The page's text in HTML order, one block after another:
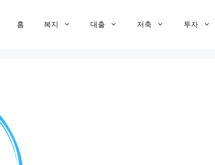
홈 복지 대출 저축 투자